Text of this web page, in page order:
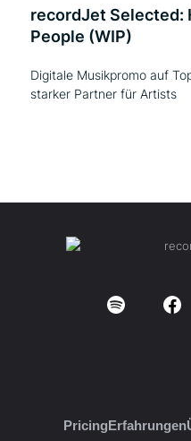
recordJet Selected:
People (WIP)
Digitale Musikpromo auf
starker Partner für Artists
PricingErfahrungen